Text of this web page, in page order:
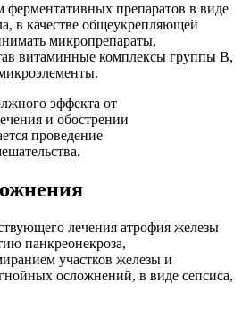
ферментативных препаратов в виде
в качестве общеукрепляющей
микропрепараты,
витаминные комплексы группы В,
эффекта от
и обострении
проведение
лечения атрофия железы
панкреонекроза,
участков железы и
осложнений, в виде сепсиса,